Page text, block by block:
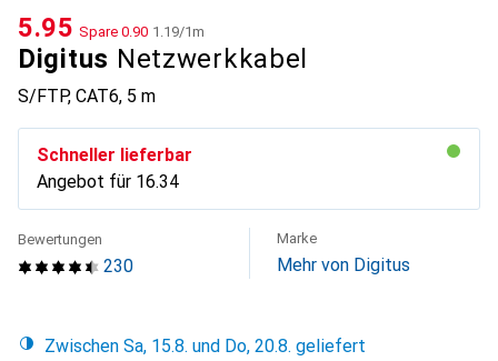
Digitus Netzwerkkabel
S/FTP, CAT6, 5 m
CHF
5.95 Spare CHF
0.90 CHF
1.19/1m
Schneller lieferbar
Angebot für CHF
16.34
230
Bewertungen Marke
Mehr von Digitus
Zwischen Sa, 15.8. und Do, 20.8. geliefert